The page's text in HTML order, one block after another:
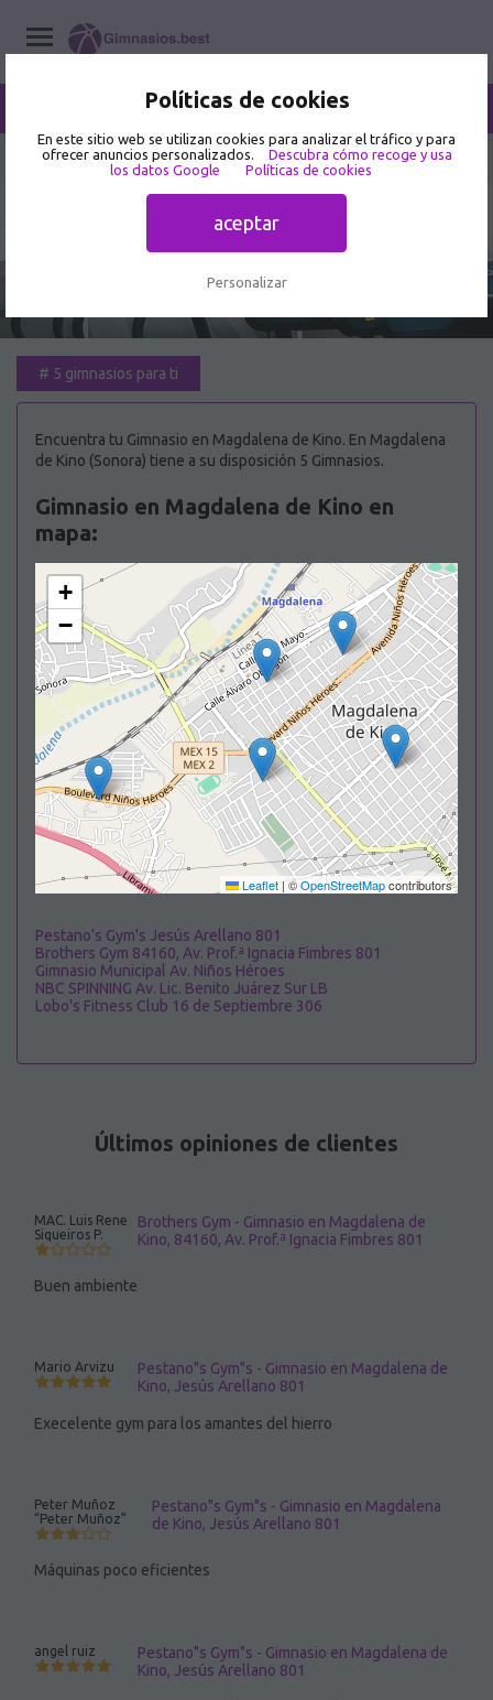
Políticas de cookies
En este sitio web se utilizan cookies para analizar el tráfico y para
ofrecer anuncios personalizados.
Descubra cómo recoge y usa
los datos Google
Políticas de cookies
aceptar
Personalizar
Sonora /Magdalena de Kino
Mejor Gimnasio en Magdalena de
# 5 gimnasios para ti
Encuentra tu Gimnasio en Magdalena de Kino. En Magdalena
de Kino (Sonora) tiene a su disposición 5 Gimnasios.
Gimnasio en Magdalena de Kino en
mapa:
+
−
Leaflet | ©OpenStreetMapcontributors
Pestano's Gym's Jesús Arellano 801
Brothers Gym 84160, Av. Prof.ª Ignacia Fimbres 801
Gimnasio Municipal Av. Niños Héroes
NBC SPINNING Av. Lic. Benito Juárez Sur LB
Lobo's Fitness Club 16 de Septiembre 306
Últimos opiniones de clientes
MAC. Luis Rene
Siqueiros P.
Brothers Gym - Gimnasio en Magdalena de
Kino, 84160, Av. Prof.ª Ignacia Fimbres 801
Buen ambiente
Mario Arvizu
Pestano"s Gym"s - Gimnasio en Magdalena de
Kino, Jesús Arellano 801
Execelente gym para los amantes del hierro
Peter Muñoz
“Peter Muñoz”
Pestano"s Gym"s - Gimnasio en Magdalena
de Kino, Jesús Arellano 801
Máquinas poco eficientes
angel ruiz
Pestano"s Gym"s - Gimnasio en Magdalena de
Kino, Jesús Arellano 801